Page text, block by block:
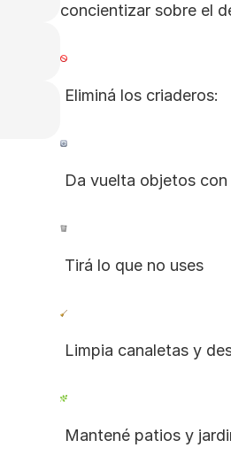
concientizar sobre el
Eliminá los criaderos:
Da vuelta objetos con
Tirá lo que no uses
Limpia canaletas y
Mantené patios y